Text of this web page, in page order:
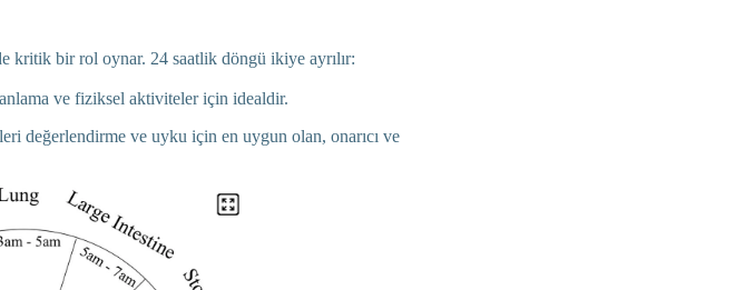
bir rol oynar. 24 saatlik döngü ikiye ayrılır:
ve fiziksel aktiviteler için idealdir.
değerlendirme ve uyku için en uygun olan, onarıcı ve